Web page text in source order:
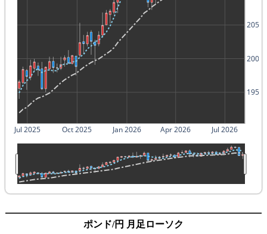
Jul 2025 Oct 2025 Jan 2026 Apr 2026 Jul 2026
195
200
205
ポンド/円 月足ローソク